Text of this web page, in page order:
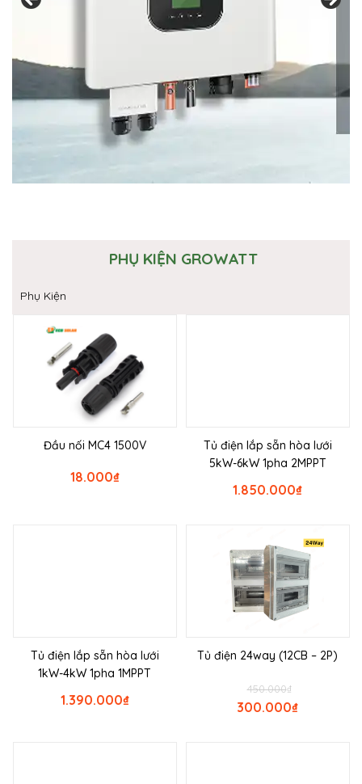
PHỤ KIỆN GROWATT
Phụ Kiện
Đầu nối MC4 1500V
₫
18.000
Tủ điện lắp sẵn hòa lưới
5kW-6kW 1pha 2MPPT
₫
1.850.000
Tủ điện lắp sẵn hòa lưới
1kW-4kW 1pha 1MPPT
₫
1.390.000
Tủ điện 24way (12CB – 2P)
₫
450.000
₫
300.000